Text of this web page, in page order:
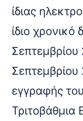
ίδιας
ίδιο
εγγραφής
Τριτοβάθμια